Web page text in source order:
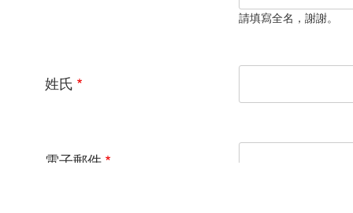
請填寫全名，謝謝。
姓氏
電子郵件